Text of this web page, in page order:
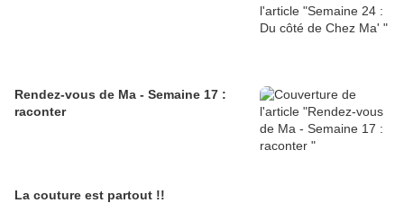
Rendez-vous de Ma - Semaine 17 :
raconter
La couture est partout !!